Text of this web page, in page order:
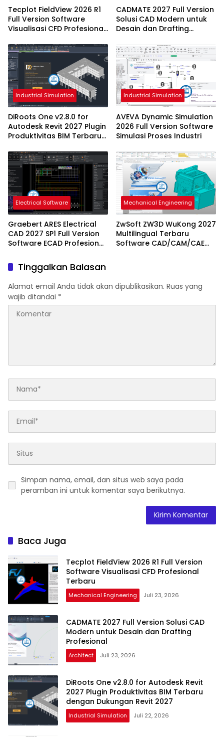
Tecplot FieldView 2026 R1
Full Version Software
Visualisasi CFD Profesional
CADMATE 2027 Full Version
Solusi CAD Modern untuk
Desain dan Drafting
Industrial Simulation
DiRoots One v2.8.0 for
Autodesk Revit 2027 Plugin
Produktivitas BIM Terbaru
2027
Industrial Simulation
AVEVA Dynamic Simulation
2026 Full Version Software
Simulasi Proses Industri
Electrical Software
Graebert ARES Electrical
CAD 2027 SP1 Full Version
Software ECAD Profesional
Mechanical Engineering
ZwSoft ZW3D WuKong 2027
Multilingual Terbaru
Software CAD/CAM/CAE
Tinggalkan Balasan
Alamat email Anda tidak akan dipublikasikan. Ruas yang
wajib ditandai *
Simpan nama, email, dan situs web saya pada
peramban ini untuk komentar saya berikutnya.
Baca Juga
Tecplot FieldView 2026 R1 Full Version
Software Visualisasi CFD Profesional
Terbaru
Mechanical Engineering Juli 23, 2026
CADMATE 2027 Full Version Solusi CAD
Modern untuk Desain dan Drafting
Profesional
Architect Juli 23, 2026
DiRoots One v2.8.0 for Autodesk Revit
2027 Plugin Produktivitas BIM Terbaru
dengan Dukungan Revit 2027
Industrial Simulation Juli 22, 2026